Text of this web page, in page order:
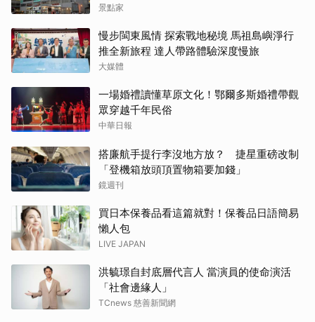
前趕快存手機，結帳直接用，最高省10%
景點家
慢步閩東風情 探索戰地秘境 馬祖島嶼淨行
推全新旅程 達人帶路體驗深度慢旅
大媒體
一場婚禮讀懂草原文化！鄂爾多斯婚禮帶觀
眾穿越千年民俗
中華日報
搭廉航手提行李沒地方放？ 捷星重磅改制
「登機箱放頭頂置物箱要加錢」
鏡週刊
買日本保養品看這篇就對！保養品日語簡易
懶人包
LIVE JAPAN
洪毓璟自封底層代言人 當演員的使命演活
「社會邊緣人」
TCnews 慈善新聞網